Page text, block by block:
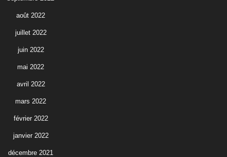
août 2022
juillet 2022
juin 2022
mai 2022
avril 2022
mars 2022
février 2022
janvier 2022
décembre 2021